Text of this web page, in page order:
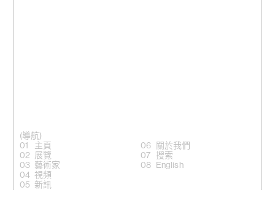
(導航)
主頁
展覽
藝術家
視頻
新訊
關於我們
搜索
English